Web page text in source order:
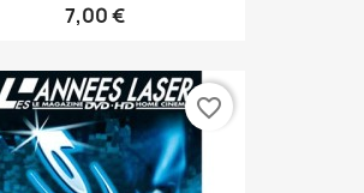
7,00 €
favorite_border